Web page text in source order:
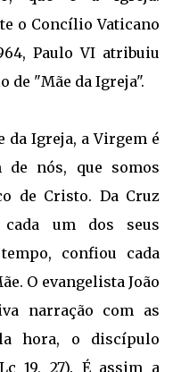
o Concílio Vaticano
Paulo VI atribuiu
de "Mãe da Igreja".
da Igreja, a Virgem é
de nós, que somos
de Cristo. Da Cruz
um dos seus
confiou cada
O evangelista João
narração com as
hora, o discípulo
19, 27). É assim a